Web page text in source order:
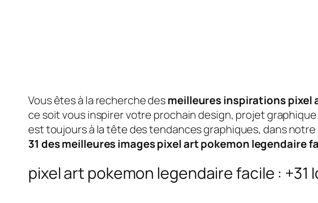
Vous êtes à la recherche desmeilleures inspirations pixel
ce soit vous inspirer votre prochain design, projet
est toujours à la tête des tendances graphiques, dans
31 des meilleures images pixel art pokemon legendaire
pixel art pokemon legendaire facile :